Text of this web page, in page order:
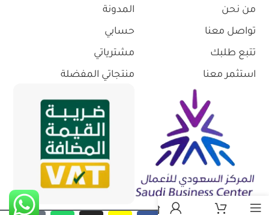
من نحن
تواصل معنا
تتبع طلبك
استثمر معنا
المدونة
حسابي
مشترياتي
منتجاتي المفضلة